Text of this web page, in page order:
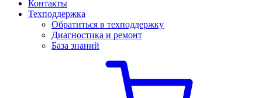
Контакты
Техподдержка
Обратиться в техподдержку
Диагностика и ремонт
База знаний